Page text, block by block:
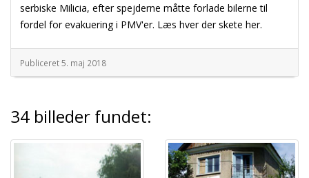
serbiske Milicia, efter spejderne måtte forlade bilerne til
fordel for evakuering i PMV'er. Læs hver der skete her.
Publiceret 5. maj 2018
34 billeder fundet: